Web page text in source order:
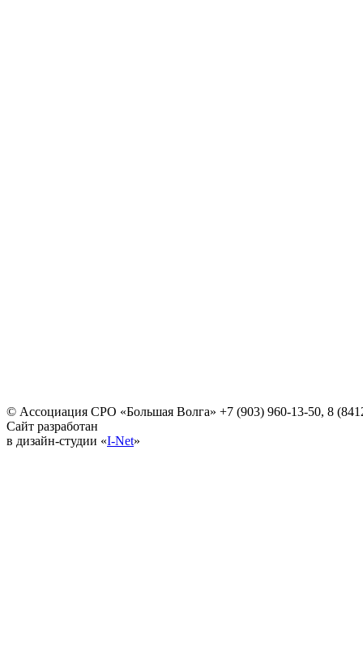
© Ассоциация СРО «Большая Волга» +7 (903) 960-13-50, 8
Сайт разработан
в дизайн-студии «I-Net»